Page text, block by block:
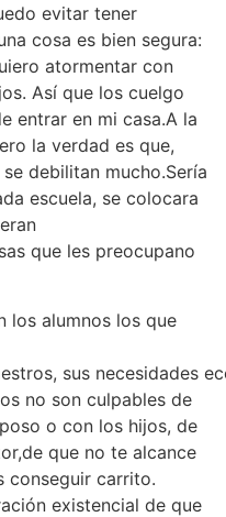
evitar tener
cosa es bien segura:
atormentar con
Así que los cuelgo
entrar en mi casa.A la
la verdad es que,
debilitan mucho.Sería
escuela, se colocara
que les preocupano
los alumnos los que
sus necesidades
no son culpables de
o con los hijos, de
que no te alcance
conseguir carrito.
existencial de que